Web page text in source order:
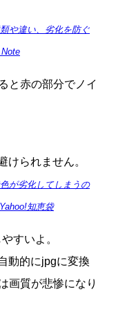
や違い、劣化を防ぐ
と赤の部分でノイ
けられません。
が劣化してしまうの
知恵袋
すいよ。
動的にjpgに変換
画質が悲惨になり